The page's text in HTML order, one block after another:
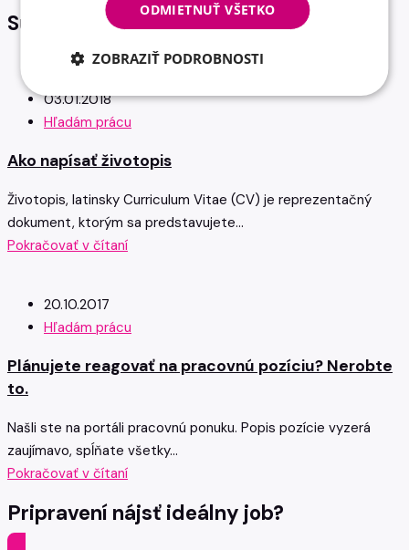
Súvisiace články
03.01.2018
Hľadám prácu
Ako napísať životopis
Životopis, latinsky Curriculum Vitae (CV) je reprezentačný
dokument, ktorým sa predstavujete...
Pokračovať v čítaní
20.10.2017
Hľadám prácu
Plánujete reagovať na pracovnú pozíciu? Nerobte
to.
Našli ste na portáli pracovnú ponuku. Popis pozície vyzerá
zaujímavo, spĺňate všetky...
Pokračovať v čítaní
Pripravení nájsť ideálny job?
ODMIETNUŤ VŠETKO
ZOBRAZIŤ PODROBNOSTI